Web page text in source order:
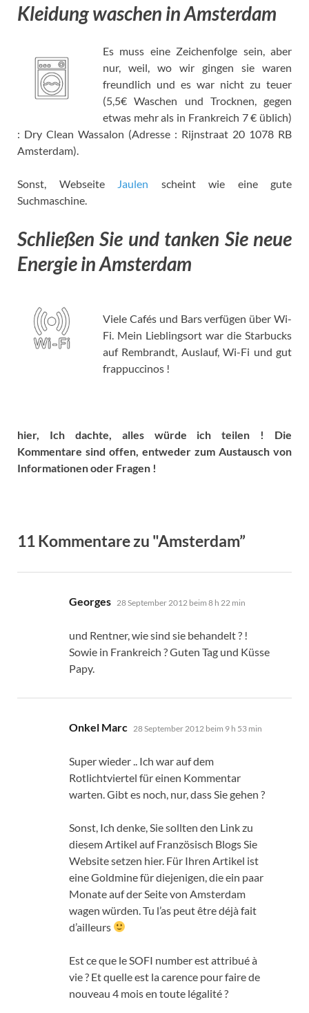
Kleidung waschen in Amsterdam
Es muss eine Zeichenfolge sein, aber
nur, weil, wo wir gingen sie waren
freundlich und es war nicht zu teuer
(5,5€ Waschen und Trocknen, gegen
etwas mehr als in Frankreich 7 € üblich)
: Dry Clean Wassalon (Adresse : Rijnstraat 20 1078 RB
Amsterdam).
Sonst, Webseite Jaulen scheint wie eine gute
Suchmaschine.
Schließen Sie und tanken Sie neue
Energie in Amsterdam
Viele Cafés und Bars verfügen über Wi-
Fi. Mein Lieblingsort war die Starbucks
auf Rembrandt, Auslauf, Wi-Fi und gut
frappuccinos !
hier, Ich dachte, alles würde ich teilen ! Die
Kommentare sind offen, entweder zum Austausch von
Informationen oder Fragen !
11 Kommentare zu "Amsterdam”
Georges sagt:
28 September 2012 beim 8 h 22 min
und Rentner, wie sind sie behandelt ? !
Sowie in Frankreich ? Guten Tag und Küsse
Papy.
Onkel Marc sagt:
28 September 2012 beim 9 h 53 min
Super wieder .. Ich war auf dem
Rotlichtviertel für einen Kommentar
warten. Gibt es noch, nur, dass Sie gehen ?
Sonst, Ich denke, Sie sollten den Link zu
diesem Artikel auf Französisch Blogs Sie
Website setzen hier. Für Ihren Artikel ist
eine Goldmine für diejenigen, die ein paar
Monate auf der Seite von Amsterdam
wagen würden. Tu l’as peut être déjà fait
d’ailleurs
Est ce que le SOFI number est attribué à
vie? Et quelle est la carence pour faire de
nouveau 4 mois en toute légalité?